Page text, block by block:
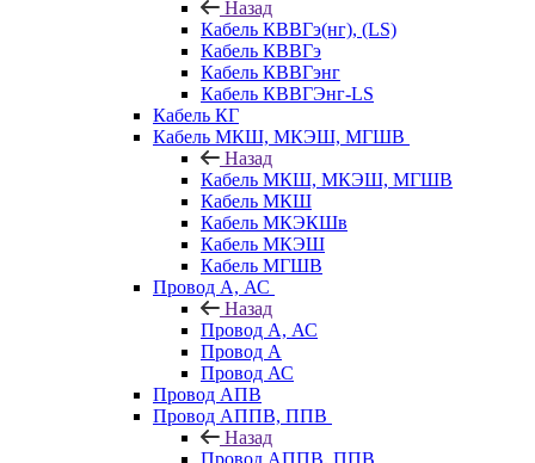
Назад
Кабель КВВГэ(нг), (LS)
Кабель КВВГэ
Кабель КВВГэнг
Кабель КВВГЭнг-LS
Кабель КГ
Кабель МКШ, МКЭШ, МГШВ
Назад
Кабель МКШ, МКЭШ, МГШВ
Кабель МКШ
Кабель МКЭКШв
Кабель МКЭШ
Кабель МГШВ
Провод А, АС
Назад
Провод А, АС
Провод А
Провод АС
Провод АПВ
Провод АППВ, ППВ
Назад
Провод АППВ, ППВ